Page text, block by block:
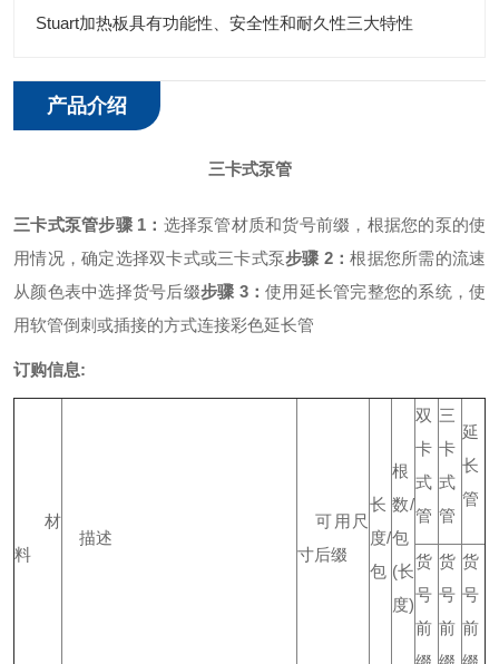
Stuart加热板具有功能性、安全性和耐久性三大特性
产品介绍
三卡式泵管
三卡式泵管步骤 1： 选择泵管材质和货号前缀，根据您的泵的使
用情况，确定选择双卡式或三卡式泵步骤 2：根据您所需的流速
从颜色表中选择货号后缀步骤 3： 使用延长管完整您的系统，使
用软管倒刺或插接的方式连接彩色延长管
订购信息:
材
料
描述
可用尺
寸后缀
长
度/
包
根
数/
包
(长
度)
双
卡
式
管
三
卡
式
管
延
长
管
货
号
前
货
号
前
货
号
前